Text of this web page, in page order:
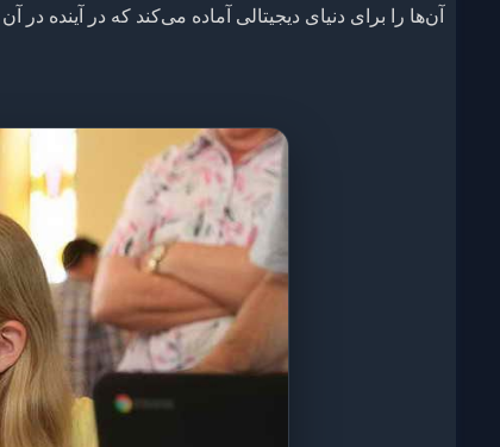
آن‌ها را برای دنیای دیجیتالی آماده می‌کند که در آینده در